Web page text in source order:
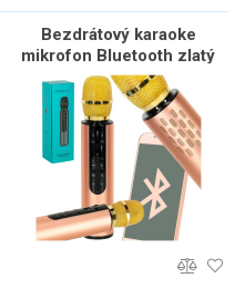
Bezdrátový karaoke
mikrofon Bluetooth zlatý